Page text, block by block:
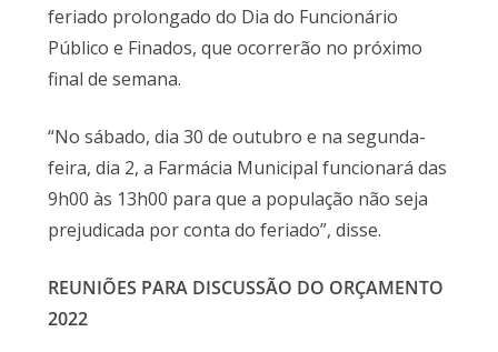
feriado prolongado do Dia do Funcionário
Público e Finados, que ocorrerão no próximo
final de semana.
“No sábado, dia 30 de outubro e na segunda-
feira, dia 2, a Farmácia Municipal funcionará das
9h00 às 13h00 para que a população não seja
prejudicada por conta do feriado”, disse.
REUNIÕES PARA DISCUSSÃO DO ORÇAMENTO
2022